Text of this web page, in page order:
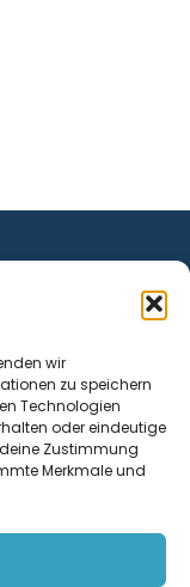
wir
zu speichern
Technologien
oder eindeutige
Zustimmung
Merkmale und